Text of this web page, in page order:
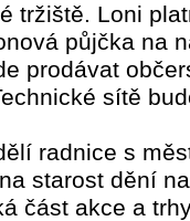
tržiště. Loni
půjčka na
prodávat
sítě
radnice s
starost dění
část akce a
pro pravidelné